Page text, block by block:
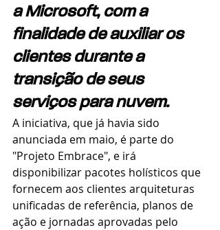
a Microsoft, com a
finalidade de auxiliar os
clientes durante a
transição de seus
serviços para nuvem.
A iniciativa, que já havia sido
anunciada em maio, é parte do
"Projeto Embrace", e irá
disponibilizar pacotes holísticos que
fornecem aos clientes arquiteturas
unificadas de referência, planos de
ação e jornadas aprovadas pelo